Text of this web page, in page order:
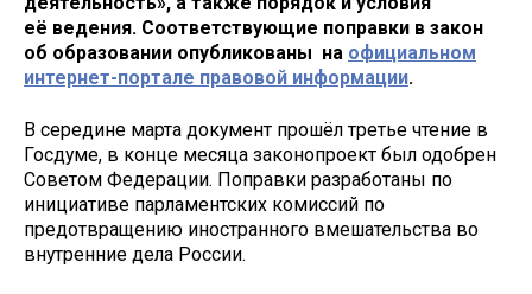
её ведения. Соответствующие поправки в закон
об образовании опубликованы на официальном
интернет-портале правовой информации.
В середине марта документ прошёл третье чтение в
Госдуме, в конце месяца законопроект был одобрен
Советом Федерации. Поправки разработаны по
инициативе парламентских комиссий по
предотвращению иностранного вмешательства во
внутренние дела России.